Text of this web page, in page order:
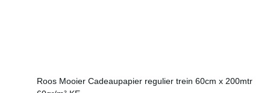
Roos Mooier Cadeaupapier regulier trein 60cm x 200mtr